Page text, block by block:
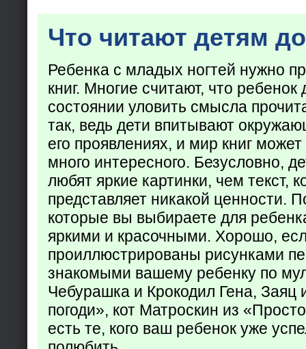
Что читают детям
Ребенка с младых ногтей нужно
книг. Многие считают, что ребенок
состоянии уловить смысла
так, ведь дети впитывают
его проявлениях, и мир книг
много интересного. Безусловно,
любят яркие картинки, чем текст,
представляет никакой ценности.
которые вы выбираете для
яркими и красочными. Хорошо,
проиллюстрированы рисунками
знакомыми вашему ребенку по
Чебурашка и Крокодил Гена, Заяц
погоди», кот Матроскин из
есть те, кого ваш ребенок уже